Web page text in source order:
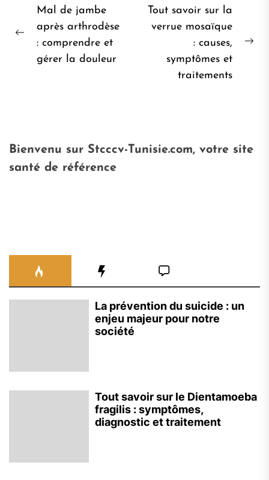
Navigation
de
l’article
précédent:
Mal de jambe
après arthrodèse
: comprendre et
gérer la douleur
Tout savoir sur la
verrue mosaïque
: causes,
symptômes et
traitements
Bienvenu sur Stcccv-Tunisie.com, votre site
santé de référence
La prévention du suicide : un
enjeu majeur pour notre
société
Tout savoir sur le Dientamoeba
fragilis : symptômes,
diagnostic et traitement